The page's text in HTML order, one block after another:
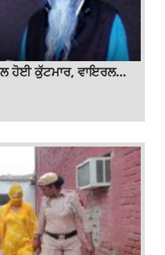
ਹੋਈ ਕੁੱਟਮਾਰ, ਵਾਇਰਲ...